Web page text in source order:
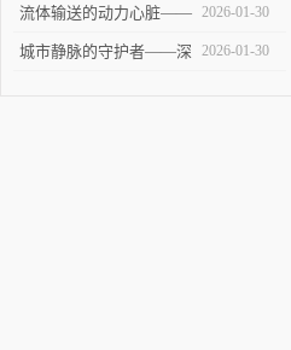
术挑战
智能泵站技术革新与未来
展望
流体输送的动力心脏——
全面剖析提升泵站的设计
2026-01-30
城市静脉的守护者——深 2026-01-30